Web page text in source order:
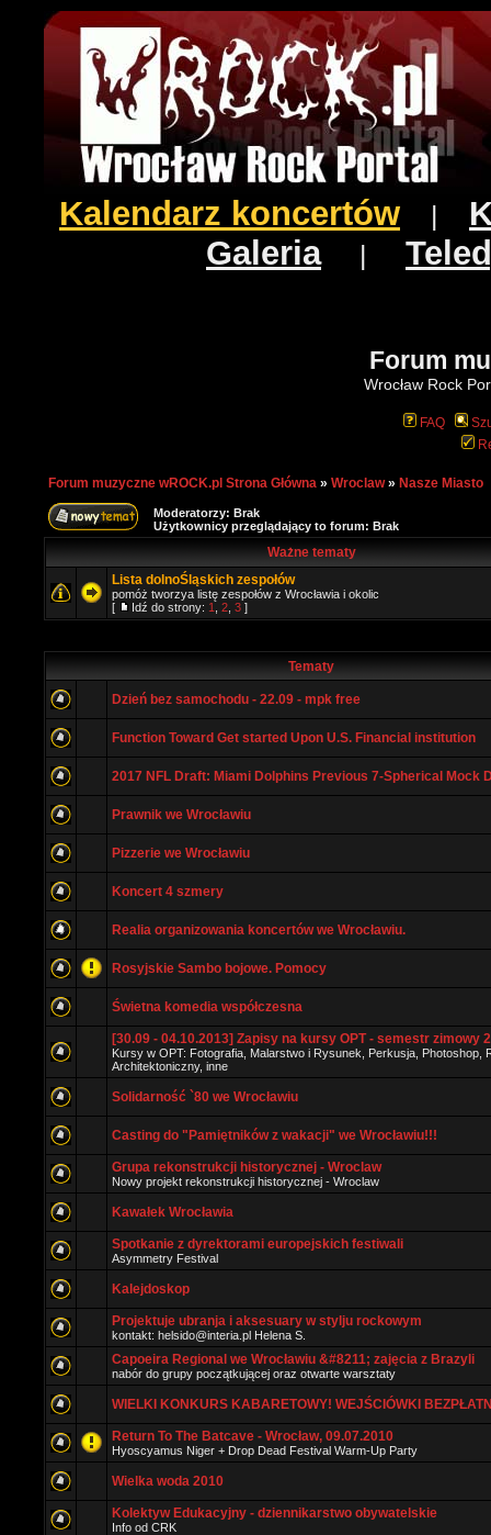
Kalendarz koncertów
Galeria|
Forum
Wrocław Rock
FAQ
Forum muzyczne wROCK.pl Strona Główna » Wroclaw» Nasze Miasto
Moderatorzy: Brak
Użytkownicy przeglądający to forum: Brak
Ważne tematy
Lista dolnoŚląskich zespołów
pomóż tworzya listę zespołów z Wrocławia i okolic
[
Idź do strony: 1 2 3 ]
Tematy
Dzień bez samochodu - 22.09 - mpk free
Function Toward Get started Upon U.S. Financial institution
2017 NFL Draft: Miami Dolphins Previous 7-Spherical Mock
Prawnik we Wrocławiu
Pizzerie we Wrocławiu
Koncert 4 szmery
Realia organizowania koncertów we Wrocławiu.
Rosyjskie Sambo bojowe. Pomocy
Świetna komedia współczesna
[30.09 - 04.10.2013] Zapisy na kursy OPT - semestr zimowy
Kursy w OPT: Fotografia, Malarstwo i Rysunek, Perkusja, Photoshop,
Architektoniczny, inne
Solidarność `80 we Wrocławiu
Casting do "Pamiętników z wakacji" we Wrocławiu!!!
Grupa rekonstrukcji historycznej - Wroclaw
Nowy projekt rekonstrukcji historycznej - Wroclaw
Kawałek Wrocławia
Spotkanie z dyrektorami europejskich festiwali
Asymmetry Festival
Kalejdoskop
Projektuje ubranja i aksesuary w stylju rockowym
kontakt: helsido@interia.pl Helena S.
Capoeira Regional we Wrocławiu &#8211; zajęcia z Brazyli
nabór do grupy początkującej oraz otwarte warsztaty
WIELKI KONKURS KABARETOWY! WEJŚCIÓWKI
Return To The Batcave - Wrocław, 09.07.2010
Hyoscyamus Niger + Drop Dead Festival Warm-Up Party
Wielka woda 2010
Kolektyw Edukacyjny - dziennikarstwo obywatelskie
Info od CRK